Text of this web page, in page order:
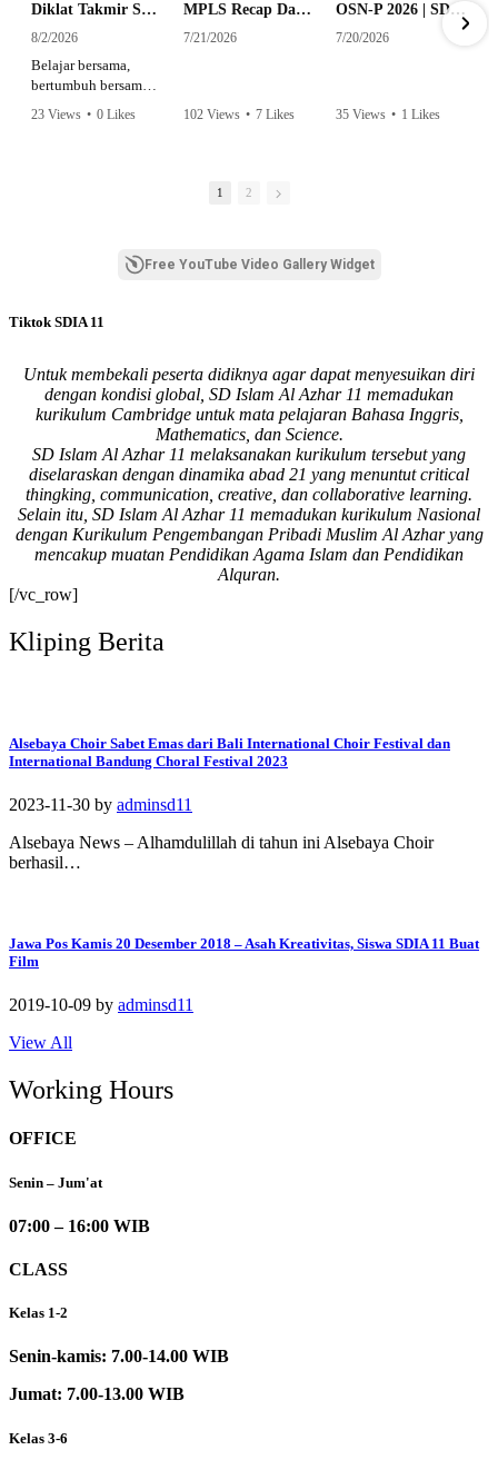
Diklat Takmir SDI Al Azhar 11 Surabaya
8/2/2026
Belajar bersama,
bertumbuh bersama,
amanah.
mencetak pemimpin-
bertanggung jawab,
dengan penuh
keikhlasan.
Bismillah, semoga
setiap langkah
menjadi ladang
kebaikan🌱
#SDIAIAzhar11Surab
aya #DiklatTakmir
#PemimpinMuda
#Berakhlak Mulia
#surabaya #sekolah
#sekolahsurabaya
23 Views • 0 Likes
MPLS Recap Day 1 - SDI Al Azhar 11 Surabaya
7/21/2026
102 Views • 7 Likes
OSN-P 2026 | SD - 20533043 - SD ISLAM AL AZHAR 11 SURABAYA | IPA
7/20/2026
35 Views • 1 Likes
1 2
Free YouTube Video Gallery Widget
Tiktok SDIA 11
Untuk membekali peserta didiknya agar dapat menyesuikan diri
dengan kondisi global, SD Islam Al Azhar 11 memadukan
kurikulum Cambridge untuk mata pelajaran Bahasa Inggris,
Mathematics, dan Science.
SD Islam Al Azhar 11 melaksanakan kurikulum tersebut yang
diselaraskan dengan dinamika abad 21 yang menuntut critical
thingking, communication, creative, dan collaborative learning.
Selain itu, SD Islam Al Azhar 11 memadukan kurikulum Nasional
dengan Kurikulum Pengembangan Pribadi Muslim Al Azhar yang
mencakup muatan Pendidikan Agama Islam dan Pendidikan
Alquran.
[/vc_row]
Kliping Berita
Alsebaya Choir Sabet Emas dari Bali International Choir Festival dan
International Bandung Choral Festival 2023
2023-11-30 by adminsd11
Alsebaya News – Alhamdulillah di tahun ini Alsebaya Choir
berhasil…
Jawa Pos Kamis 20 Desember 2018 – Asah Kreativitas, Siswa SDIA 11 Buat
Film
2019-10-09 by adminsd11
View All
Working Hours
OFFICE
Senin – Jum'at
07:00 – 16:00 WIB
CLASS
Kelas 1-2
Senin-kamis: 7.00-14.00 WIB
Jumat: 7.00-13.00 WIB
Kelas 3-6